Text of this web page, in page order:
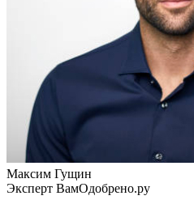
Максим Гущин
Эксперт ВамОдобрено.ру